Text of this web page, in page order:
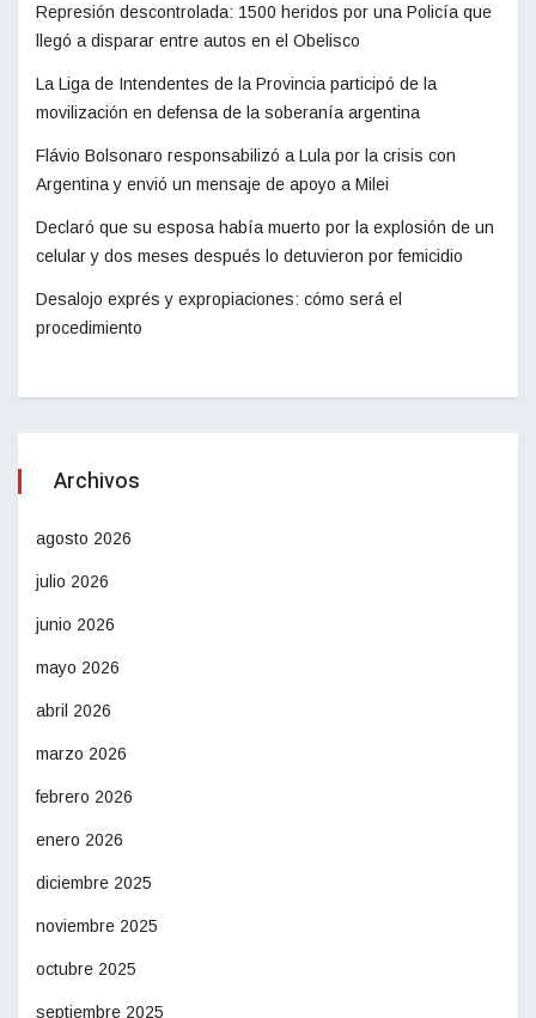
Represión descontrolada: 1500 heridos por una Policía que
llegó a disparar entre autos en el Obelisco
La Liga de Intendentes de la Provincia participó de la
movilización en defensa de la soberanía argentina
Flávio Bolsonaro responsabilizó a Lula por la crisis con
Argentina y envió un mensaje de apoyo a Milei
Declaró que su esposa había muerto por la explosión de un
celular y dos meses después lo detuvieron por femicidio
Desalojo exprés y expropiaciones: cómo será el
procedimiento
Archivos
agosto 2026
julio 2026
junio 2026
mayo 2026
abril 2026
marzo 2026
febrero 2026
enero 2026
diciembre 2025
noviembre 2025
octubre 2025
septiembre 2025